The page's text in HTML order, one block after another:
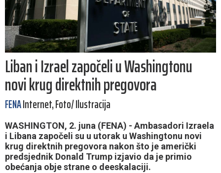
Liban i Izrael započeli u Washingtonu
novi krug direktnih pregovora
FENAInternet, Foto/ Ilustracija
WASHINGTON, 2. juna (FENA) - Ambasadori Izraela
i Libana započeli su u utorak u Washingtonu novi
krug direktnih pregovora nakon što je američki
predsjednik Donald Trump izjavio da je primio
obećanja obje strane o deeskalaciji.